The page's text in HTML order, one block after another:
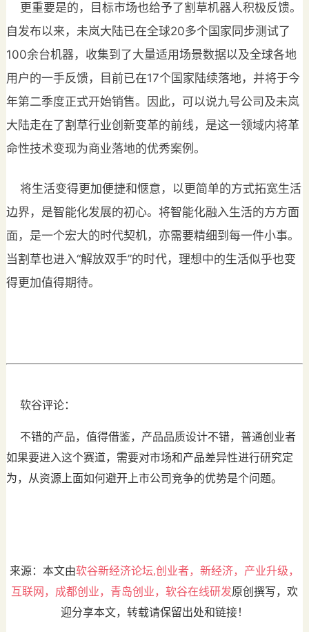
更重要是的，目标市场也给予了割草机器人积极反馈。
自发布以来，未岚大陆已在全球20多个国家同步测试了
100余台机器，收集到了大量适用场景数据以及全球各地
用户的一手反馈，目前已在17个国家陆续落地，并将于今
年第二季度正式开始销售。因此，可以说九号公司及未岚
大陆走在了割草行业创新变革的前线，是这一领域内将革
命性技术变现为商业落地的优秀案例。
将生活变得更加便捷和惬意，以更简单的方式拓宽生活
边界，是智能化发展的初心。将智能化融入生活的方方面
面，是一个宏大的时代契机，亦需要精细到每一件小事。
当割草也进入“解放双手”的时代，理想中的生活似乎也变
得更加值得期待。
软谷评论：
不错的产品，值得借鉴，产品品质设计不错，普通创业者
如果要进入这个赛道，需要对市场和产品差异性进行研究定
为，从资源上面如何避开上市公司竞争的优势是个问题。
来源：本文由软谷新经济论坛,创业者，新经济，产业升级，
互联网，成都创业，青岛创业，软谷在线研发原创撰写，欢
迎分享本文，转载请保留出处和链接！